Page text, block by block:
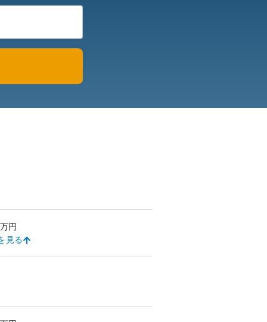
万円
見る